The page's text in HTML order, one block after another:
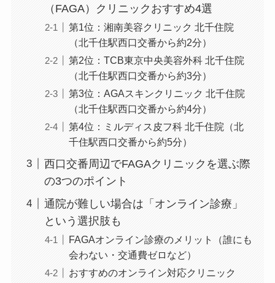
（FAGA）クリニックおすすめ4選
第1位：湘南美容クリニック 北千住院
（北千住駅西口交番から約2分）
第2位：TCB東京中央美容外科 北千住院
（北千住駅西口交番から約3分）
第3位：AGAスキンクリニック 北千住院
（北千住駅西口交番から約4分）
第4位：ミルディス皮フ科 北千住院（北
千住駅西口交番から約5分）
西口交番周辺でFAGAクリニックを選ぶ際
の3つのポイント
通院が難しい場合は「オンライン診療」
という選択肢も
FAGAオンライン診療のメリット（誰にも
会わない・交通費ゼロなど）
おすすめのオンライン対応クリニック